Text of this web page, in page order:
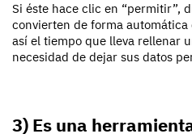
Si éste hace clic en “permitir”,
convierten de forma
así el tiempo que lleva rellenar
necesidad de dejar sus datos
3) Es una